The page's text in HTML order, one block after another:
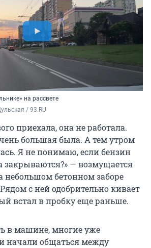
на рассвете
/ 93.RU
приехала, она не работала.
большая была. А тем утром
Я не понимаю, если бензин
закрываются?» — возмущается
небольшом бетонном заборе
с ней одобрительно кивает
встал в пробку еще раньше.
в машине, многие уже
начали общаться между